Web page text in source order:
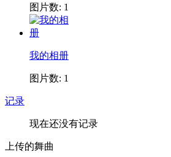
图片数: 1
我的相册
图片数: 1
记录
现在还没有记录
上传的舞曲